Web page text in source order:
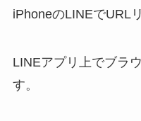
iPhoneのLINEでURL
LINEアプリ上でブラ
す。